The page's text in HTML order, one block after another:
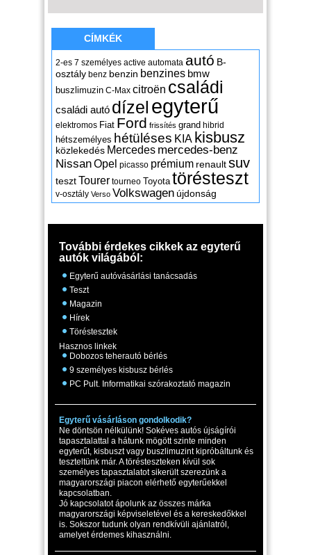
CÍMKÉK
2-es 7 személyes active automata autó B-
osztály benz benzin benzines bmw
buszlimuzin C-Max citroën családi
családi autó dízel egyterű
elektromos Fiat Ford frissítés grand hibrid
hétszemélyes hétüléses KIA kisbusz
közlekedés Mercedes mercedes-benz
NissanOpel picasso prémium renaultsuv
tesztTourer tourneo Toyota törésteszt
v-osztály Verso Volkswagen újdonság
További érdekes cikkek az egyterű
autók világából:
Egyterű autóvásárlási tanácsadás
Teszt
Magazin
Hírek
Töréstesztek
Hasznos linkek
Dobozos teherautó bérlés
9 személyes kisbusz bérlés
PC Pult. Informatikai szórakoztató magazin
Egyterű vásárláson gondolkodik?
Ne döntsön nélkülünk! Sokéves autós újságírói
tapasztalattal a hátunk mögött szinte minden
egyterűt, kisbuszt vagy buszlimuzint kipróbáltunk és
teszteltünk már. A törésteszteken kívül sok
személyes tapasztalatot sikerült szerezünk a
magyarországi piacon elérhető egyterűekkel
kapcsolatban.
Jó kapcsolatot ápolunk az összes márka
magyarországi képviseletével és a kereskedőkkel
is. Sokszor tudunk olyan rendkívüli ajánlatról,
amelyet érdemes kihasználni.